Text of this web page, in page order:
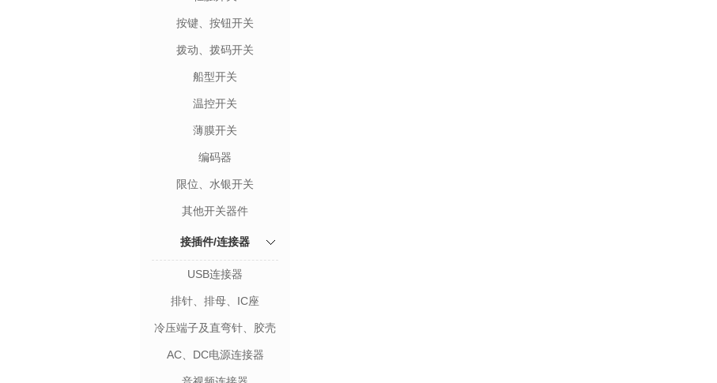
按键、按钮开关
拨动、拨码开关
船型开关
温控开关
薄膜开关
编码器
限位、水银开关
其他开关器件
接插件/连接器
USB连接器
排针、排母、IC座
冷压端子及直弯针、胶壳
AC、DC电源连接器